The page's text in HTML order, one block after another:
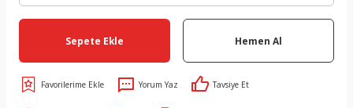
Sepete Ekle Hemen Al
Yorum Yaz Tavsiye Et